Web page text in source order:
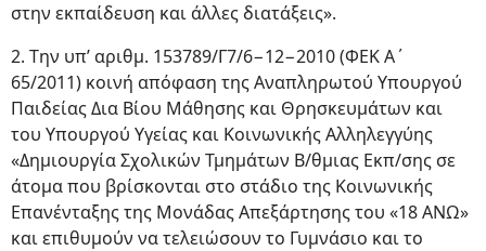
στην εκπαίδευση και άλλες διατάξεις».
2. Tην υπ’ αριθμ. 153789/Γ7/6−12−2010 (ΦΕΚ Α΄
65/2011) κοινή απόφαση της Αναπληρωτού Υπουργού
Παιδείας Δια Βίου Μάθησης και Θρησκευμάτων και
του Υπουργού Υγείας και Κοινωνικής Αλληλεγγύης
«Δημιουργία Σχολικών Τμημάτων Β/θμιας Εκπ/σης σε
άτομα που βρίσκονται στο στάδιο της Κοινωνικής
Επανένταξης της Μονάδας Απεξάρτησης του «18 ΑΝΩ»
και επιθυμούν να τελειώσουν το Γυμνάσιο και το